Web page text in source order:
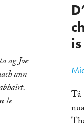
ag Joe
ann
le